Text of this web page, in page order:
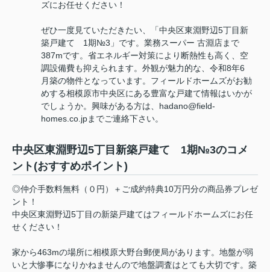
ズにお任せください！
ぜひ一度見ていただきたい、「中央区東淵野辺5丁目新
築戸建て 1期№3」です。業務スーパー 古淵店まで
387mです。省エネルギー対策により断熱性も高く、空
調設備費も抑えられます。外観が魅力的な、令和8年6
月築の物件となっています。フィールドホームズがお勧
めする相模原市中央区にある豊富な戸建て情報はいかが
でしょうか。興味がある方は、hadano@field-
homes.co.jpまでご連絡下さい。
中央区東淵野辺5丁目新築戸建て 1期№3のコメ
ント(おすすめポイント)
◎仲介手数料無料（０円）＋ご成約特典10万円分の商品券プレゼ
ント！
中央区東淵野辺5丁目の新築戸建てはフィールドホームズにお任
せください！
家から463mの場所に相模原大野台郵便局があります。地盤が弱
いと大惨事になりかねませんので地盤調査はとても大切です。築